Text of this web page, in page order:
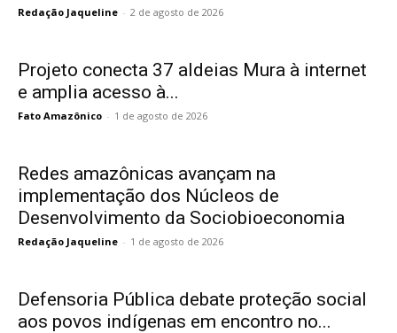
Redação Jaqueline - 2 de agosto de 2026
Projeto conecta 37 aldeias Mura à internet
e amplia acesso à...
Fato Amazônico - 1 de agosto de 2026
Redes amazônicas avançam na
implementação dos Núcleos de
Desenvolvimento da Sociobioeconomia
Redação Jaqueline - 1 de agosto de 2026
Defensoria Pública debate proteção social
aos povos indígenas em encontro no...